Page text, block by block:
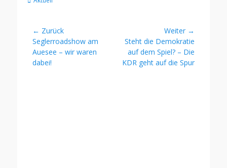
Beitragsnavigation
← Zurück
Vorheriger
Beitrag:
Seglerroadshow am
Auesee – wir waren
dabei!
Weiter →
Nächster
Beitrag:
Steht die Demokratie
auf dem Spiel? – Die
KDR geht auf die Spur